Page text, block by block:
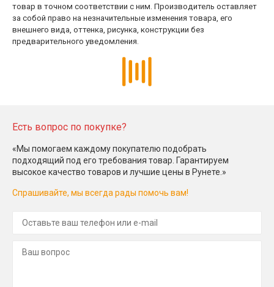
товар в точном соответствии с ним. Производитель оставляет
за собой право на незначительные изменения товара, его
внешнего вида, оттенка, рисунка, конструкции без
предварительного уведомления.
Есть вопрос по покупке?
«Мы помогаем каждому покупателю подобрать
подходящий под его требования товар. Гарантируем
высокое качество товаров и лучшие цены в Рунете.»
Спрашивайте, мы всегда рады помочь вам!